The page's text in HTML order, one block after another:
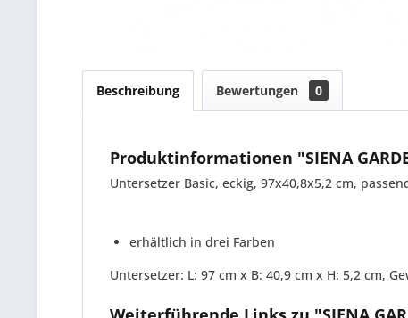
Beschreibung Bewertungen 0
Produktinformationen "SIENA
Untersetzer Basic, eckig, 97x40,8x5,2 cm,
erhältlich in drei Farben
Untersetzer: L: 97 cm x B: 40,9 cm x H: 5,2 cm,